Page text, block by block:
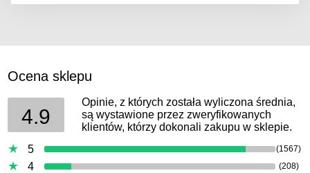
Ocena sklepu
4.9
Opinie, z których została wyliczona średnia,
są wystawione przez zweryfikowanych
klientów, którzy dokonali zakupu w sklepie.
5
(1567)
4 (208)